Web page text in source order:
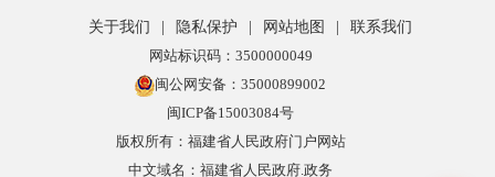
关于我们 隐私保护 网站地图
联系我们
网站标识码：3500000049
闽公网安备：35000899002
闽ICP备15003084号
版权所有：福建省人民政府门户网站
中文域名：福建省人民政府.政务